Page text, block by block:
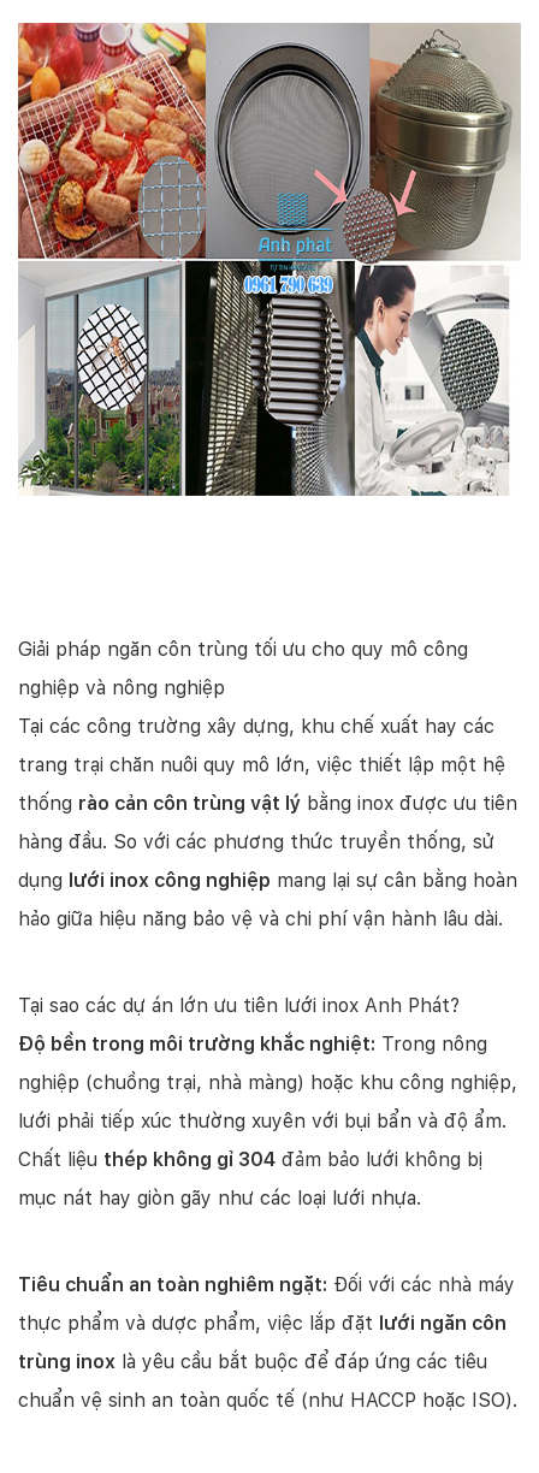
Giải pháp ngăn côn trùng tối ưu cho quy mô công
nghiệp và nông nghiệp
Tại các công trường xây dựng, khu chế xuất hay các
trang trại chăn nuôi quy mô lớn, việc thiết lập một hệ
thống rào cản côn trùng vật lý bằng inox được ưu tiên
hàng đầu. So với các phương thức truyền thống, sử
dụng lưới inox công nghiệp mang lại sự cân bằng hoàn
hảo giữa hiệu năng bảo vệ và chi phí vận hành lâu dài.
Tại sao các dự án lớn ưu tiên lưới inox Anh Phát?
Độ bền trong môi trường khắc nghiệt: Trong nông
nghiệp (chuồng trại, nhà màng) hoặc khu công nghiệp,
lưới phải tiếp xúc thường xuyên với bụi bẩn và độ ẩm.
Chất liệu thép không gỉ 304 đảm bảo lưới không bị
mục nát hay giòn gãy như các loại lưới nhựa.
Tiêu chuẩn an toàn nghiêm ngặt: Đối với các nhà máy
thực phẩm và dược phẩm, việc lắp đặt lưới ngăn côn
trùng inox là yêu cầu bắt buộc để đáp ứng các tiêu
chuẩn vệ sinh an toàn quốc tế (như HACCP hoặc ISO).